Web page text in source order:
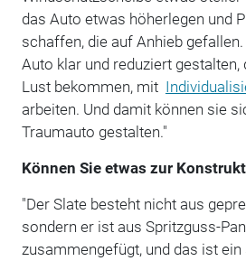
das Auto etwas höherlegen und
schaffen, die auf Anhieb
Auto klar und reduziert gestalten,
Lust bekommen, mit
arbeiten. Und damit können sie
Traumauto gestalten."
Können Sie etwas zur
"Der Slate besteht nicht aus
sondern er ist aus Spritzguss-
zusammengefügt, und das ist